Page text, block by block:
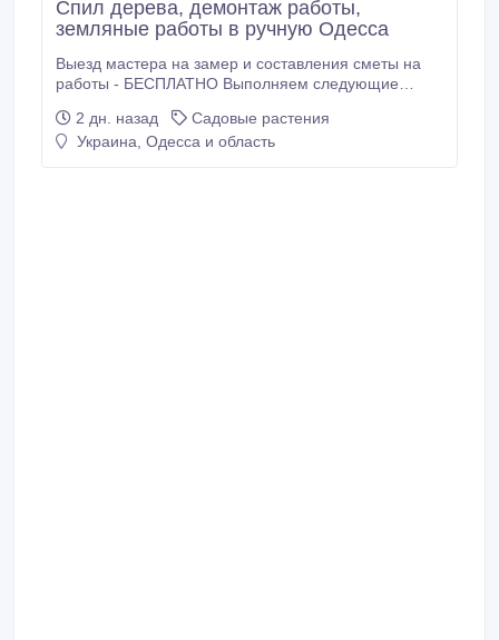
Спил дерева, демонтаж работы,
земляные работы в ручную Одесса
Выезд мастера на замер и составления сметы на
работы - БЕСПЛАТНО Выполняем следующие
строений - демонтаж перестенков - демонтаж
бетона - демонтаж стяжки , штукатурки и т.д . Вывоз
2 дн. назад
Садовые растения
Украина, Одесса и область